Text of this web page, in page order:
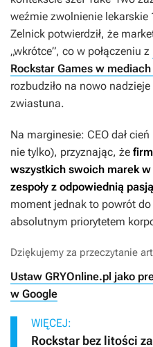
weźmie zwolnienie lekarskie
Zelnick potwierdził, że
„wkrótce”, co w połączeniu z
Rockstar Games w
rozbudziło na nowo
zwiastuna.
Na marginesie: CEO dał
nie tylko), przyznając, że
wszystkich swoich marek w
zespoły z odpowiednią
moment jednak to powrót
absolutnym priorytetem
Dziękujemy za przeczytanie
Ustaw GRYOnline.pl jako
w Google
WIĘCEJ:
Rockstar bez litości